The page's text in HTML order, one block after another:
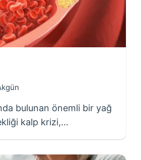
bulunan önemli bir yağ
kalp krizi,…